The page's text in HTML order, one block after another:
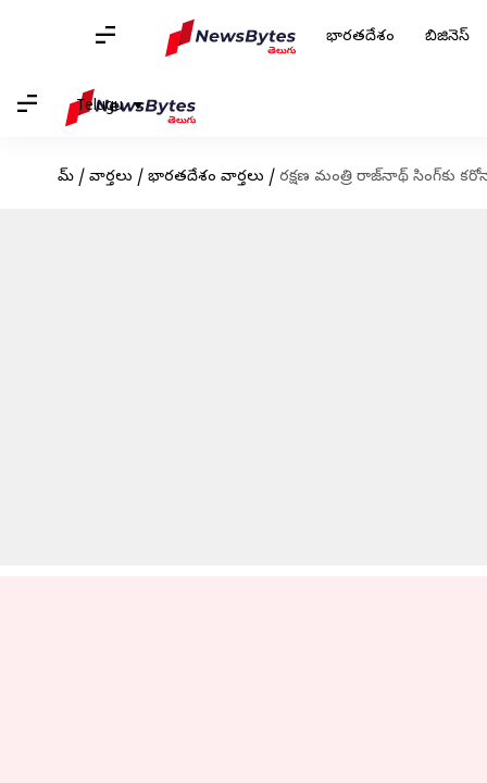
భారతదేశం బిజినెస్
Telugu
హోమ్ / వార్తలు / భారతదేశం వార్తలు / రక్షణ మంత్రి రాజ్‌నాథ్ సింగ్‌కు